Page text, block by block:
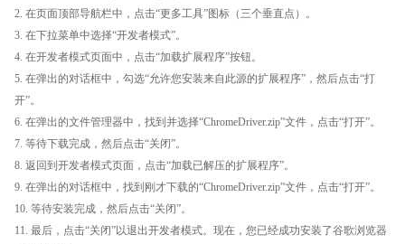
2. 在页面顶部导航栏中，点击“更多工具”图标（三个垂直点）。
3. 在下拉菜单中选择“开发者模式”。
4. 在开发者模式页面中，点击“加载扩展程序”按钮。
5. 在弹出的对话框中，勾选“允许您安装来自此源的扩展程序”，然后点击“打
开”。
6. 在弹出的文件管理器中，找到并选择“ChromeDriver.zip”文件，点击“打开”。
7. 等待下载完成，然后点击“关闭”。
8. 返回到开发者模式页面，点击“加载已解压的扩展程序”。
9. 在弹出的对话框中，找到刚才下载的“ChromeDriver.zip”文件，点击“打开”。
10. 等待安装完成，然后点击“关闭”。
11. 最后，点击“关闭”以退出开发者模式。现在，您已经成功安装了谷歌浏览器